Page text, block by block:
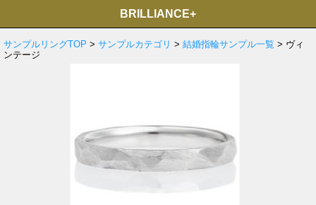
BRILLIANCE+
サンプルリングTOP > サンプルカテゴリ > 結婚指輪サンプル一覧 > ヴィ
ンテージ